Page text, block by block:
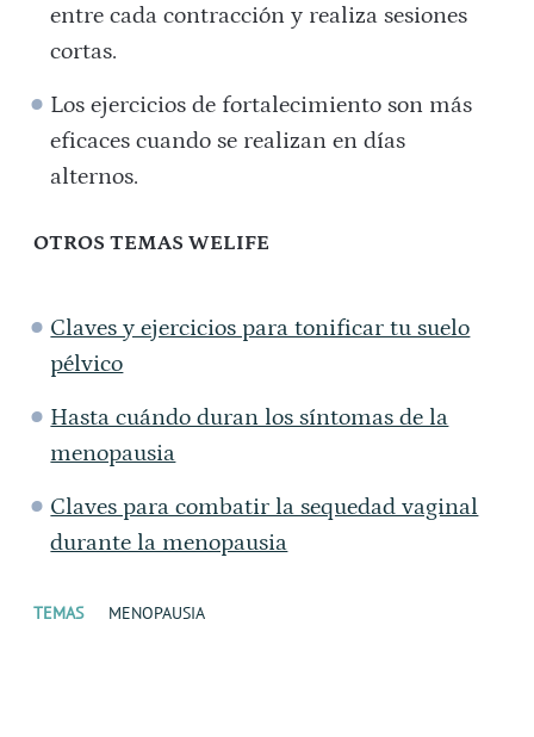
entre cada contracción y realiza sesiones
cortas.
Los ejercicios de fortalecimiento son más
eficaces cuando se realizan en días
alternos.
OTROS TEMAS WELIFE
Claves y ejercicios para tonificar tu suelo
pélvico
Hasta cuándo duran los síntomas de la
menopausia
Claves para combatir la sequedad vaginal
durante la menopausia
TEMAS MENOPAUSIA